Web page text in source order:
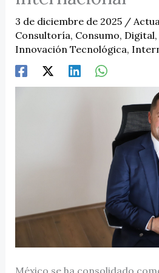
3 de diciembre de 2025 /
Consultoría, Consumo, Digital,
Innovación Tecnológica,
México se ha consolidado